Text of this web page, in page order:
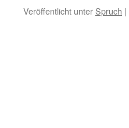
Veröffentlicht unter Spruch |